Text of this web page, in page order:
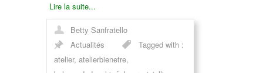
Lire la suite...
Betty Sanfratello
Actualités
Tagged with :
atelier, atelierbienetre,